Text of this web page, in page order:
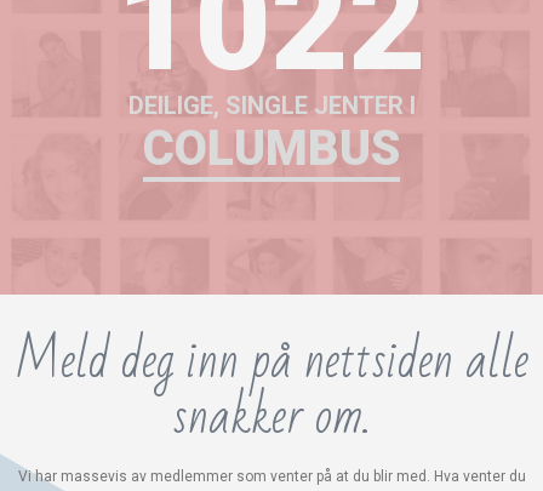
Meld deg inn på nettsiden alle
snakker om.
Vi har massevis av medlemmer som venter på at du blir med. Hva venter du
DEILIGE, SINGLE JENTER I
COLUMBUS